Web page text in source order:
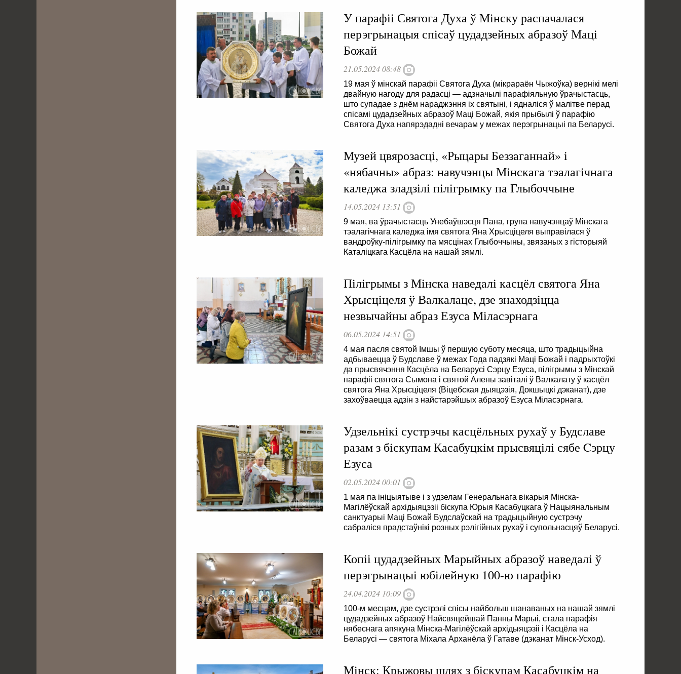
У парафіі Святога Духа ў Мінску распачалася
перэгрынацыя спісаў цудадзейных абразоў Маці
Божай
21.05.2024 08:48
19 мая ў мінскай парафіі Святога Духа (мікрараён Чыжоўка) вернікі мелі
двайную нагоду для радасці — адзначылі парафіяльную ўрачыстасць,
што супадае з днём нараджэння іх святыні, і ядналіся ў малітве перад
спісамі цудадзейных абразоў Маці Божай, якія прыбылі ў парафію
Святога Духа напярэдадні вечарам у межах перэгрынацыі па Беларусі.
Музей цвярозасці, «Рыцары Беззаганнай» і
«нябачны» абраз: навучэнцы Мінскага тэалагічнага
каледжа зладзілі пілігрымку па Глыбоччыне
14.05.2024 13:51
9 мая, ва ўрачыстасць Унебаўшэсця Пана, група навучэнцаў Мінскага
тэалагічнага каледжа iмя святога Яна Хрысціцеля выправілася ў
вандроўку-пілігрымку па мясцінах Глыбоччыны, звязаных з гісторыяй
Каталіцкага Касцёла на нашай зямлі.
Пілігрымы з Мінска наведалі касцёл святога Яна
Хрысціцеля ў Валкалаце, дзе знаходзіцца
незвычайны абраз Езуса Міласэрнага
06.05.2024 14:51
4 мая пасля святой Імшы ў першую суботу месяца, што традыцыйна
адбываецца ў Будславе ў межах Года падзякі Маці Божай і падрыхтоўкі
да прысвячэння Касцёла на Беларусі Сэрцу Езуса, пілігрымы з Мінскай
парафіі святога Сымона і святой Алены завіталі ў Валкалату ў касцёл
святога Яна Хрысціцеля (Віцебская дыяцэзія, Докшыцкі дэканат), дзе
захоўваецца адзін з найстарэйшых абразоў Езуса Міласэрнага.
Удзельнікі сустрэчы касцёльных рухаў у Будславе
разам з біскупам Касабуцкім прысвяцілі сябе Cэрцу
Езуса
02.05.2024 00:01
1 мая па ініцыятыве і з удзелам Генеральнага вікарыя Мінска-
Магілёўскай архідыяцэзіі біскупа Юрыя Касабуцкага ў Нацыянальным
санктуарыі Маці Божай Будслаўскай на традыцыйную сустрэчу
сабраліся прадстаўнікі розных рэлігійных рухаў і супольнасцяў Беларусі.
Копіі цудадзейных Марыйных абразоў наведалі ў
перэгрынацыі юбілейную 100-ю парафію
24.04.2024 10:09
100-м месцам, дзе сустрэлі спісы найбольш шанаваных на нашай зямлі
цудадзейных абразоў Найсвяцейшай Панны Марыі, стала парафія
нябеснага апякуна Мінска-Магілёўскай архідыяцэзіі і Касцёла на
Беларусі — святога Міхала Арханёла ў Гатаве (дэканат Мінск-Усход).
Мінск: Крыжовы шлях з біскупам Касабуцкім на